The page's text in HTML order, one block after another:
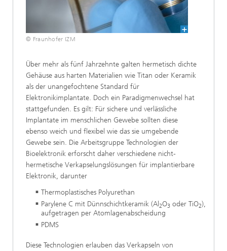
© Fraunhofer IZM
Über mehr als fünf Jahrzehnte galten hermetisch dichte
Gehäuse aus harten Materialien wie Titan oder Keramik
als der unangefochtene Standard für
Elektronikimplantate. Doch ein Paradigmenwechsel hat
stattgefunden. Es gilt: Für sichere und verlässliche
Implantate im menschlichen Gewebe sollten diese
ebenso weich und flexibel wie das sie umgebende
Gewebe sein. Die Arbeitsgruppe Technologien der
Bioelektronik erforscht daher verschiedene nicht-
hermetische Verkapselungslösungen für implantierbare
Elektronik, darunter
Thermoplastisches Polyurethan
Parylene C mit Dünnschichtkeramik (Al 2O3 oder TiO2),
aufgetragen per Atomlagenabscheidung
PDMS
Diese Technologien erlauben das Verkapseln von